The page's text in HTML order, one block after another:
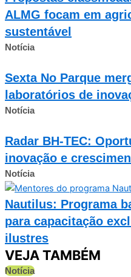
ALMG focam em
sustentável
Notícia
Sexta No Parque
laboratórios de
Notícia
Radar BH-TEC:
inovação e
Notícia
Nautilus: Programa
para capacitação
ilustres
VEJA TAMBÉM
Notícia